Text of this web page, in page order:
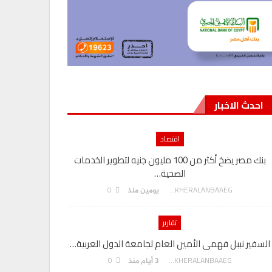
احدث الاخبار
اقتصاد
بنك مصر يضخ أكثر من 100 مليون جنيه لتطوير الخدمات
الصحية…
AKHERALANBAAEG يومين منذ
تقارير
السفير نببل فهمى الأمين العام لجامعة الدول العربية…
AKHERALANBAAEG 3 أيام منذ